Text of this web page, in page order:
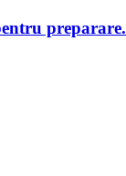
preparare.